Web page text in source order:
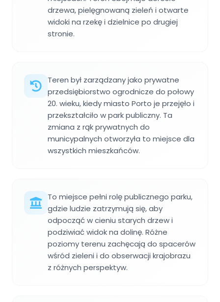
drzewa, pielęgnowaną zieleń i otwarte
widoki na rzekę i dzielnice po drugiej
stronie.
Teren był zarządzany jako prywatne
przedsiębiorstwo ogrodnicze do połowy
20. wieku, kiedy miasto Porto je przejęło i
przekształciło w park publiczny. Ta
zmiana z rąk prywatnych do
municypalnych otworzyła to miejsce dla
wszystkich mieszkańców.
To miejsce pełni rolę publicznego parku,
gdzie ludzie zatrzymują się, aby
odpocząć w cieniu starych drzew i
podziwiać widok na dolinę. Różne
poziomy terenu zachęcają do spacerów
wśród zieleni i do obserwacji krajobrazu
z różnych perspektyw.